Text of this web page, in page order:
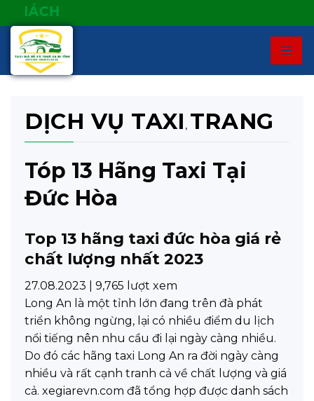
to
content
DỊCH VỤ TAXI , TRANG
Tóp 13 Hãng Taxi Tại
Đức Hòa
Top 13 hãng taxi đức hòa giá rẻ
chất lượng nhất 2023
27.08.2023
9,765 lượt xem
Long An là một tỉnh lớn đang trên đà phát
triển không ngừng, lại có nhiều điểm du lịch
nổi tiếng nên nhu cầu đi lại ngày càng nhiều.
Do đó các hãng taxi Long An ra đời ngày càng
nhiều và rất cạnh tranh cả về chất lượng và giá
cả. xegiarevn.com đã tổng hợp được danh sách